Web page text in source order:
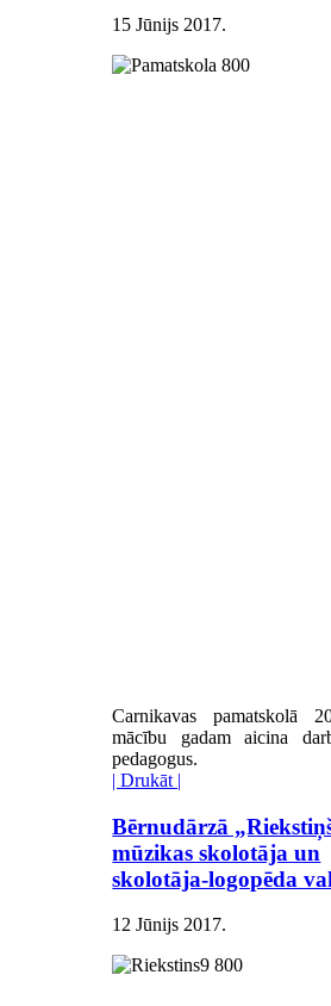
15 Jūnijs 2017.
Carnikavas pamatskolā
mācību gadam aicina
pedagogus.
| Drukāt |
Bērnudārzā
mūzikas skolotāja un
skolotāja-logopēda
12 Jūnijs 2017.